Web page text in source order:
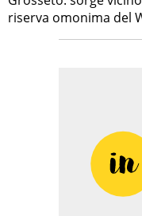
riserva omonima del